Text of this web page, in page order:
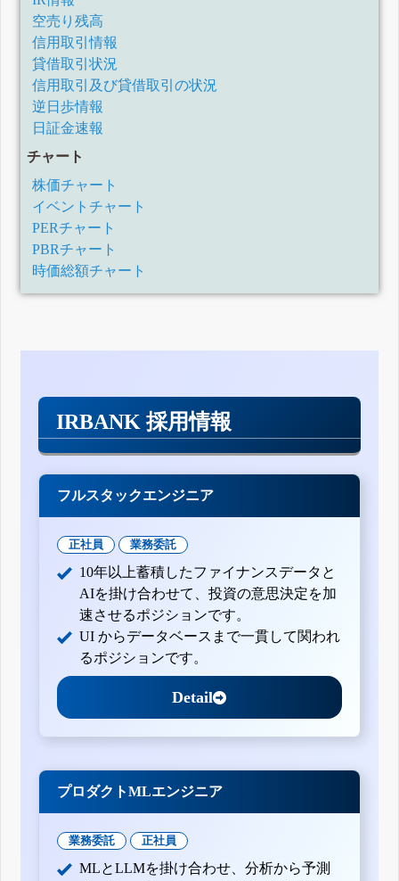
空売り残高
信用取引情報
貸借取引状況
信用取引及び貸借取引の状況
逆日歩情報
日証金速報
チャート
株価チャート
イベントチャート
PERチャート
PBRチャート
時価総額チャート
IRBANK 採用情報
フルスタックエンジニア
正社員 業務委託
10年以上蓄積したファイナンスデータと
AIを掛け合わせて、投資の意思決定を加
速させるポジションです。
UI からデータベースまで一貫して関われ
るポジションです。
Detail
プロダクトMLエンジニア
業務委託 正社員
MLとLLMを掛け合わせ、分析から予測